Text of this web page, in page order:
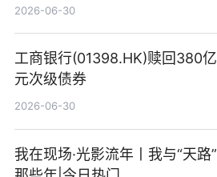
2026-06-30
工商银行(01398.HK)赎回380亿
元次级债券
2026-06-30
我在现场·光影流年丨我与“天路”